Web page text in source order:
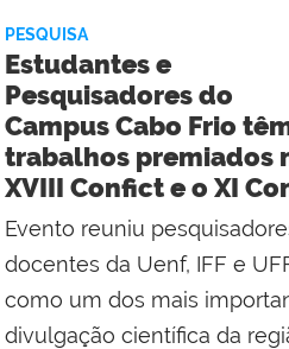
com
Comunicação
Social
da
Reitoria
PESQUISA
Estudantes e
Pesquisadores do
Campus Cabo Frio
trabalhos premiados
XVIII Confict e o XI
Evento reuniu
docentes da Uenf, IFF e
como um dos mais
divulgação científica da